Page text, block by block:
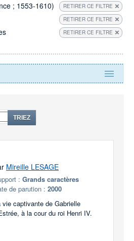
; 1553-1610) RETIRER CE FILTRE
RETIRER CE FILTRE
RETIRER CE FILTRE
TRIEZ
Mireille LESAGE
: Grands caractères
de parution : 2000
vie captivante de Gabrielle
à la cour du roi Henri IV.